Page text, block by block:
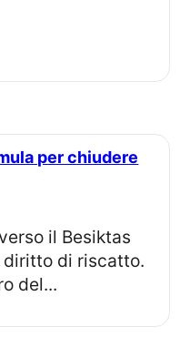
diritto di riscatto.
del...